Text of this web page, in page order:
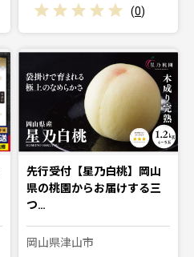
(0)
先行受付【星乃白桃】岡山
県の桃園からお届けする三
つ…
岡山県津山市